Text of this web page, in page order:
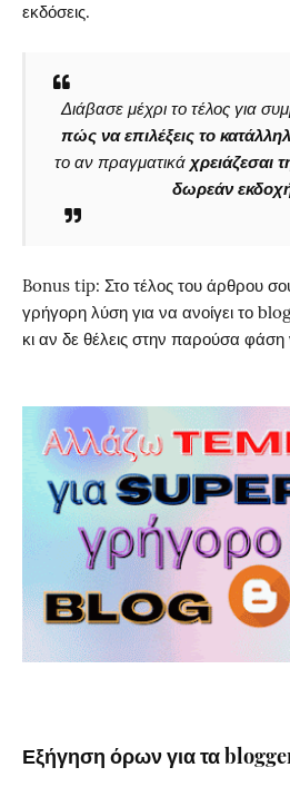
εκδόσεις.
Διάβασε μέχρι το τέλος για
πώς να επιλέξεις το
το αν πραγματικά χρειάζεσαι
δωρεάν
Bonus tip: Στο τέλος του άρθρου
γρήγορη λύση για να ανοίγει το
κι αν δε θέλεις στην παρούσα
Εξήγηση όρων για τα